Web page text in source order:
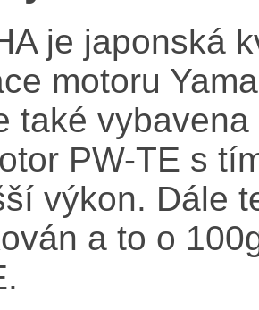
je japonská
motoru
také
PW-TE s
výkon. Dále
a to o